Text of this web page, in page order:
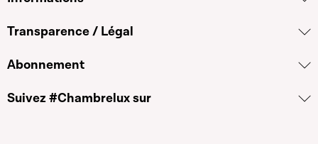
Transparence / Légal
Abonnement
Suivez #Chambrelux sur